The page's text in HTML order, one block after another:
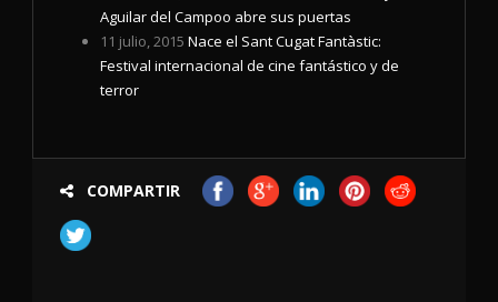
Aguilar del Campoo abre sus puertas
11 julio, 2015 Nace el Sant Cugat Fantàstic:
Festival internacional de cine fantástico y de
terror
COMPARTIR